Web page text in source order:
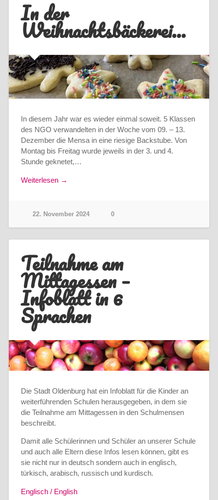
In der
Weihnachtsbäckerei…
In diesem Jahr war es wieder einmal soweit. 5 Klassen
des NGO verwandelten in der Woche vom 09. – 13.
Dezember die Mensa in eine riesige Backstube. Von
Montag bis Freitag wurde jeweils in der 3. und 4.
Stunde geknetet,…
Weiterlesen →
22. November 2024 0
Teilnahme am
Mittagessen –
Infoblatt in 6
Sprachen
Die Stadt Oldenburg hat ein Infoblatt für die Kinder an
weiterführenden Schulen herausgegeben, in dem sie
die Teilnahme am Mittagessen in den Schulmensen
beschreibt.
Damit alle Schülerinnen und Schüler an unserer Schule
und auch alle Eltern diese Infos lesen können, gibt es
sie nicht nur in deutsch sondern auch in englisch,
türkisch, arabisch, russisch und kurdisch.
Englisch / English